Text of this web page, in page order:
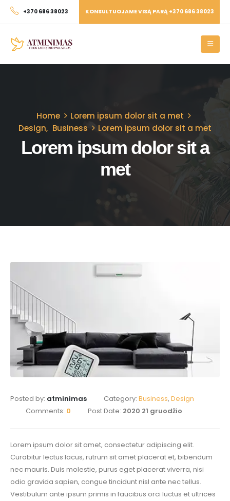
+370 686 38023 KONSULTUOJAME VISĄ PARĄ +370 686 38023
Home
Lorem ipsum dolor sit a met
Design, Business Lorem ipsum dolor sit a met
Lorem ipsum dolor sit a
met
Posted by: atminimas Category: Business, Design
Comments: 0 Post Date: 2020 21 gruodžio
Lorem ipsum dolor sit amet, consectetur adipiscing elit.
Curabitur lectus lacus, rutrum sit amet placerat et, bibendum
nec mauris. Duis molestie, purus eget placerat viverra, nisi
odio gravida sapien, congue tincidunt nisl ante nec tellus.
Vestibulum ante ipsum primis in faucibus orci luctus et ultrices